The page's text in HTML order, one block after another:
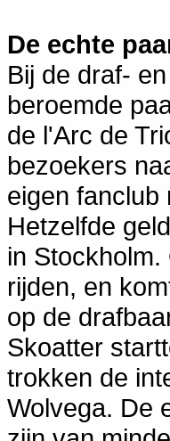
De echte
Bij de draf-
beroemde
de l'Arc de
bezoekers
eigen fanclub
Hetzelfde
in
rijden, en
op de
Skoatter
trokken de
Wolvega. De